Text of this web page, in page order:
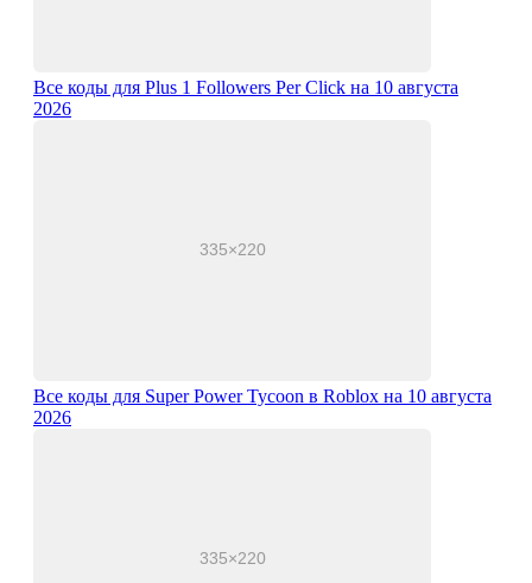
Все коды для Plus 1 Followers Per Click на 10 августа
2026
Все коды для Super Power Tycoon в Roblox на 10 августа
2026